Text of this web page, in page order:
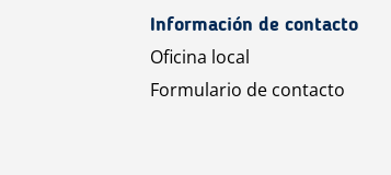
Información de contacto
Oficina local
Formulario de contacto